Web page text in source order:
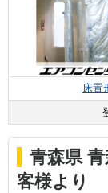
床置
青森県
客様より